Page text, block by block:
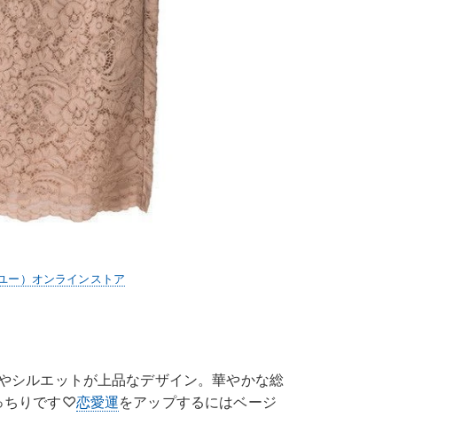
ー）オンラインストア
シルエットが上品なデザイン。華やかな総
ちりです♡恋愛運をアップするにはベージ